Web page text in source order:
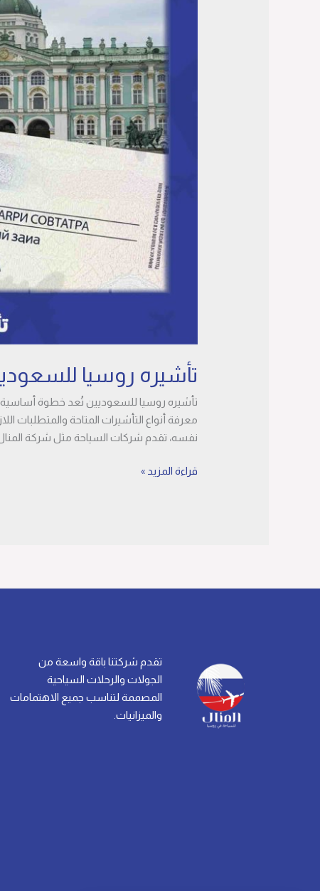
تأشيره روسيا
تأشيره روسيا للسعوديين تُعد خطوة أساسية
معرفة أنواع التأشيرات المتاحة والمتطلبات
نفسه، تقدم شركات السياحة مثل شركة
قراءة المزيد »
تقدم شركتنا باقة واسعة من
الجولات والرحلات السياحية
المصممة لتناسب جميع الاهتمامات
والميزانيات.